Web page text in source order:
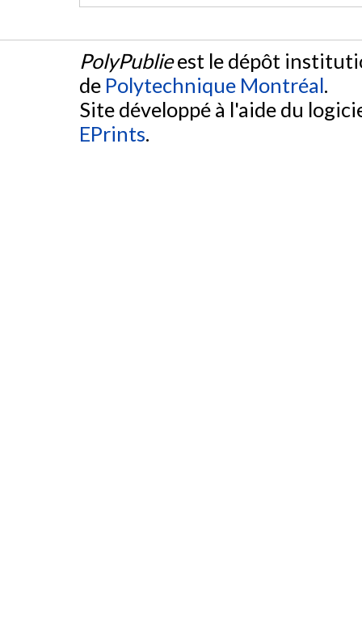
PolyPublieest le dépôt
de Polytechnique Montréal.
Site développé à l'aide du
EPrints.